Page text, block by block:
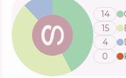
Sensai
Skład
Aktywne
Funkcje
14
15
4
0